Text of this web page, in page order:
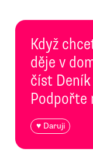
Když
děje v
číst
Podpořte
♥ Daruji